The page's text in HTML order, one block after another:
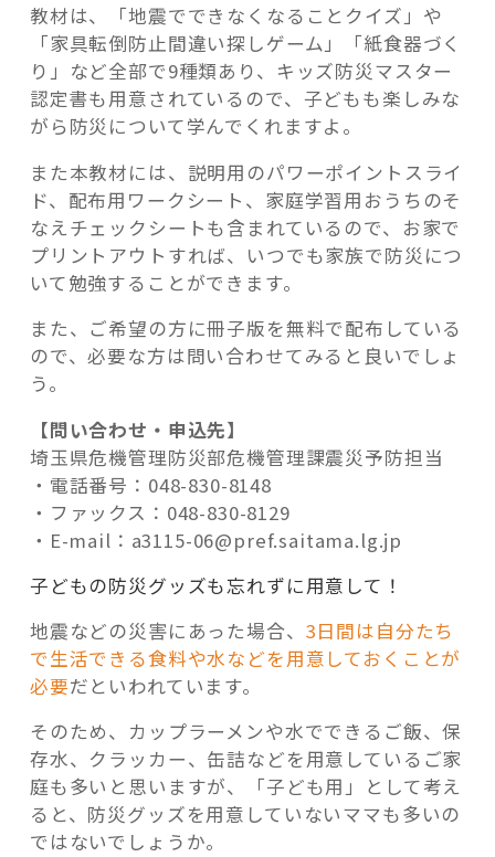
教材は、「地震でできなくなることクイズ」や
「家具転倒防止間違い探しゲーム」「紙食器づく
り」など全部で9種類あり、キッズ防災マスター
認定書も用意されているので、子どもも楽しみな
がら防災について学んでくれますよ。
また本教材には、説明用のパワーポイントスライ
ド、配布用ワークシート、家庭学習用おうちのそ
なえチェックシートも含まれているので、お家で
プリントアウトすれば、いつでも家族で防災につ
いて勉強することができます。
また、ご希望の方に冊子版を無料で配布している
ので、必要な方は問い合わせてみると良いでしょ
う。
【問い合わせ・申込先】
埼玉県危機管理防災部危機管理課震災予防担当
・電話番号：048-830-8148
・ファックス：048-830-8129
・E-mail：a3115-06@pref.saitama.lg.jp
子どもの防災グッズも忘れずに用意して！
地震などの災害にあった場合、 3日間は自分たち
で生活できる食料や水などを用意しておくことが
必要だといわれています。
そのため、カップラーメンや水でできるご飯、保
存水、クラッカー、缶詰などを用意しているご家
庭も多いと思いますが、「子ども用」として考え
ると、防災グッズを用意していないママも多いの
ではないでしょうか。